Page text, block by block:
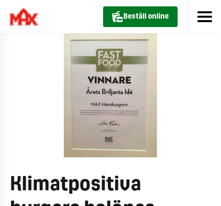
Beställ online
Klimatpositiva